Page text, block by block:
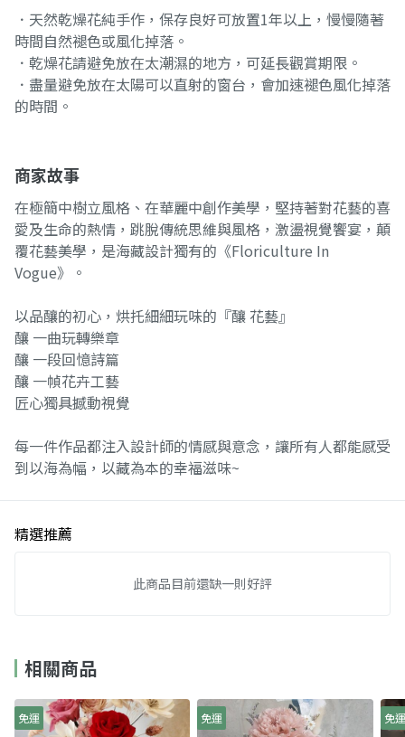
．天然乾燥花純手作，保存良好可放置1年以上，慢慢隨著
時間自然褪色或風化掉落。
．乾燥花請避免放在太潮濕的地方，可延長觀賞期限。
．盡量避免放在太陽可以直射的窗台，會加速褪色風化掉落
的時間。
商家故事
在極簡中樹立風格、在華麗中創作美學，堅持著對花藝的喜
愛及生命的熱情，跳脫傳統思維與風格，激盪視覺饗宴，顛
覆花藝美學，是海藏設計獨有的《Floriculture In
Vogue》。
以品釀的初心，烘托細細玩味的『釀 花藝』
釀 一曲玩轉樂章
釀 一段回憶詩篇
釀 一幀花卉工藝
匠心獨具撼動視覺
每一件作品都注入設計師的情感與意念，讓所有人都能感受
到以海為幅，以藏為本的幸福滋味~
精選推薦
此商品目前還缺一則好評
相關商品
免運 免運 免運